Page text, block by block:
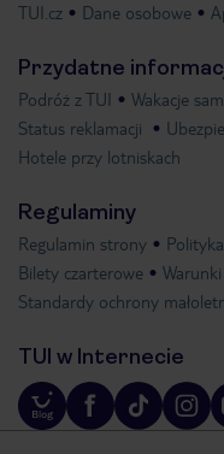
TUI.cz
Dane osobowe
Przydatne
Podróż z TUI Wakacje
Status reklamacji
Hotele przy lotniskach
Regulaminy
Regulamin strony
Bilety czarterowe
Standardy ochrony
TUI w Internecie